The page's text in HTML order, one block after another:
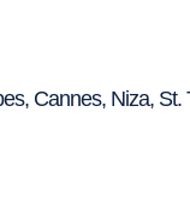
Cannes, Niza, St.